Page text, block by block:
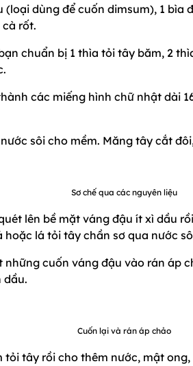
(loại dùng để cuốn dimsum), 1 bìa
rốt.
chuẩn bị 1 thìa tỏi tây băm, 2
các miếng hình chữ nhật dài
sôi cho mềm. Măng tây cắt
Sơ chế qua các nguyên liệu
lên bề mặt váng đậu ít xì dầu
lá tỏi tây chần sơ qua nước
cuốn váng đậu vào rán áp
dầu.
Cuốn lại và rán áp chảo
tây rồi cho thêm nước, mật